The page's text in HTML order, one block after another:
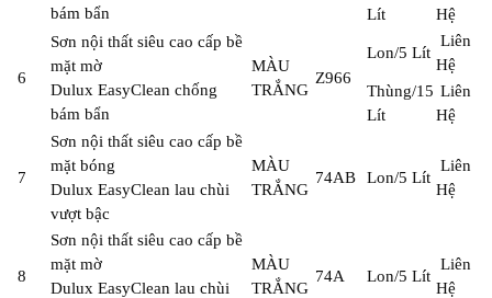
bám bẩn
Lít
Hệ
6
Sơn nội thất siêu cao cấp bề
mặt mờ
Dulux EasyClean chống
bám bẩn
MÀU
TRẮNG
Z966
Lon/5 Lít
Liên
Hệ
Thùng/15
Lít
Liên
Hệ
7
Sơn nội thất siêu cao cấp bề
mặt bóng
Dulux EasyClean lau chùi
vượt bậc
MÀU
TRẮNG
74AB Lon/5 Lít
Liên
Hệ
8
Sơn nội thất siêu cao cấp bề
mặt mờ
Dulux EasyClean lau chùi
MÀU
TRẮNG
74A Lon/5 Lít
Liên
Hệ